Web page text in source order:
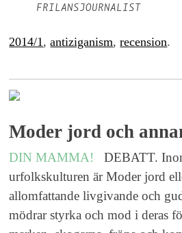
FRILANSJOURNALIST
2014/1,antiziganism,recension.
Moder jord och
DIN MAMMA!
DEBATT.
urfolkskulturen är Moder jord
allomfattande livgivande och
mödrar styrka och mod i deras